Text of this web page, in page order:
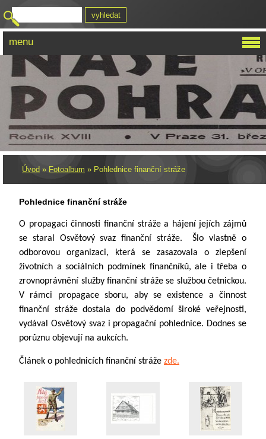
Úvod » Fotoalbum » Pohlednice finanční stráže
Pohlednice finanční stráže
O propagaci činnosti finanční stráže a hájení jejích zájmů
se staral Osvětový svaz finanční stráže. Šlo vlastně o
odborovou organizaci, která se zasazovala o zlepšení
životních a sociálních podmínek finančníků, ale i třeba o
zrovnoprávnění služby finanční stráže se službou četnickou.
V rámci propagace sboru, aby se existence a činnost
finanční stráže dostala do podvědomí široké veřejnosti,
vydával Osvětový svaz i propagační pohlednice. Dodnes se
porůznu objevují na aukcích.
Článek o pohlednicích finanční stráže zde.
menu